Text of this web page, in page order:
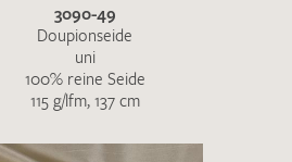
3090-49
Doupionseide
uni
100% reine Seide
115 g/lfm, 137 cm